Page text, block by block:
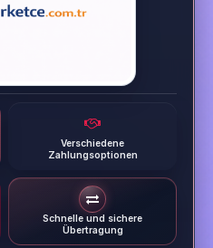
Verschiedene
Zahlungsoptionen
Schnelle und sichere
Übertragung